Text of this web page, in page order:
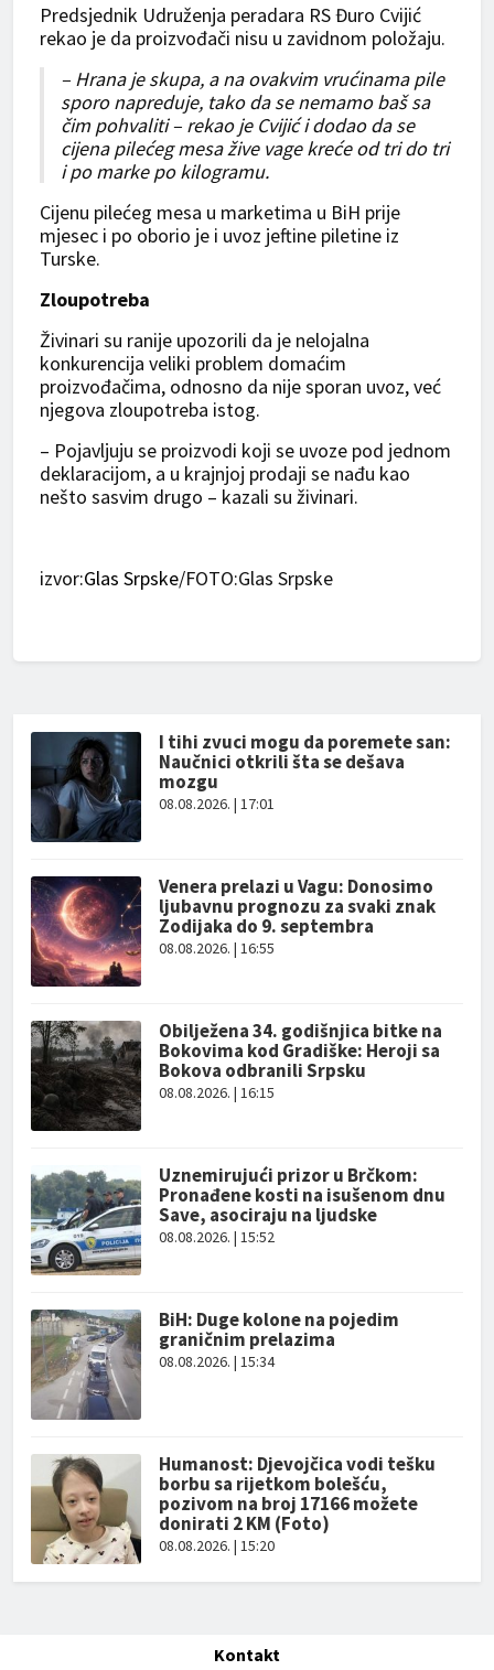
Predsjednik Udruženja peradara RS Đuro Cvijić
rekao je da proizvođači nisu u zavidnom položaju.
– Hrana je skupa, a na ovakvim vrućinama pile
sporo napreduje, tako da se nemamo baš sa
čim pohvaliti – rekao je Cvijić i dodao da se
cijena pilećeg mesa žive vage kreće od tri do tri
i po marke po kilogramu.
Cijenu pilećeg mesa u marketima u BiH prije
mjesec i po oborio je i uvoz jeftine piletine iz
Turske.
Zloupotreba
Živinari su ranije upozorili da je nelojalna
konkurencija veliki problem domaćim
proizvođačima, odnosno da nije sporan uvoz, već
njegova zloupotreba istog.
– Pojavljuju se proizvodi koji se uvoze pod jednom
deklaracijom, a u krajnjoj prodaji se nađu kao
nešto sasvim drugo – kazali su živinari.
izvor:Glas Srpske/FOTO:Glas Srpske
I tihi zvuci mogu da poremete san:
Naučnici otkrili šta se dešava
mozgu
08.08.2026. | 17:01
Venera prelazi u Vagu: Donosimo
ljubavnu prognozu za svaki znak
Zodijaka do 9. septembra
08.08.2026. | 16:55
Obilježena 34. godišnjica bitke na
Bokovima kod Gradiške: Heroji sa
Bokova odbranili Srpsku
08.08.2026. | 16:15
Uznemirujući prizor u Brčkom:
Pronađene kosti na isušenom dnu
Save, asociraju na ljudske
08.08.2026. | 15:52
BiH: Duge kolone na pojedim
graničnim prelazima
08.08.2026. | 15:34
Humanost: Djevojčica vodi tešku
borbu sa rijetkom bolešću,
pozivom na broj 17166 možete
donirati 2 KM (Foto)
08.08.2026. | 15:20
Kontakt